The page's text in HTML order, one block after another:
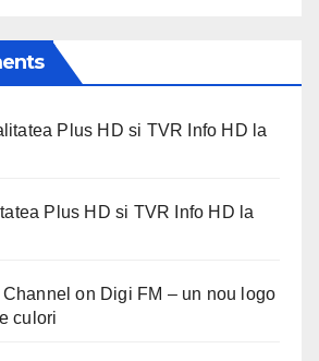
Plus HD si TVR Info HD la
Plus HD si TVR Info HD la
on Digi FM – un nou logo
culori